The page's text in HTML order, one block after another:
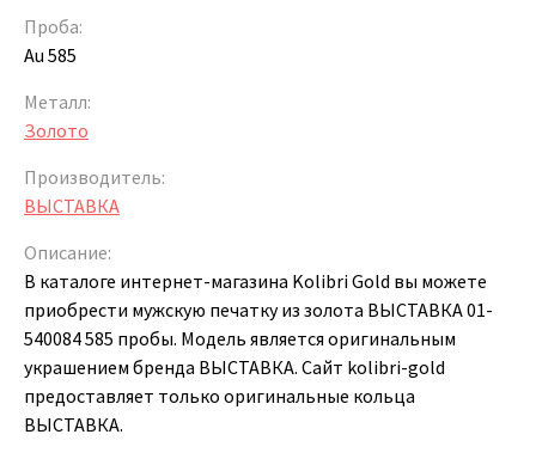
Проба:
Au 585
Металл:
Золото
Производитель:
ВЫСТАВКА
Описание:
В каталоге интернет-магазина Kolibri Gold вы можете
приобрести мужскую печатку из золота ВЫСТАВКА 01-
540084 585 пробы. Модель является оригинальным
украшением бренда ВЫСТАВКА. Сайт kolibri-gold
предоставляет только оригинальные кольца
ВЫСТАВКА.